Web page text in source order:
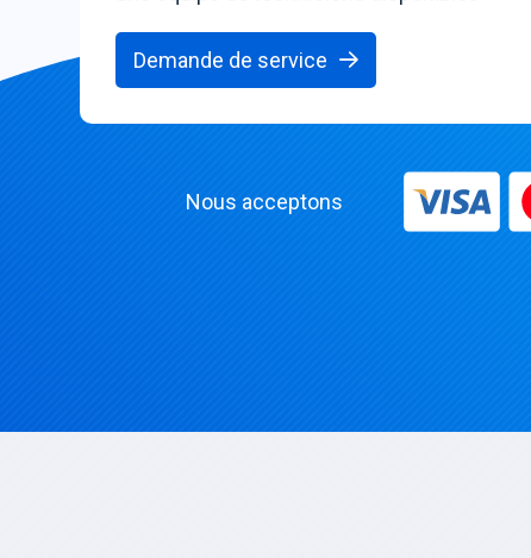
Demande de service
Nous acceptons